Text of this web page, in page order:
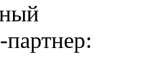
партнер: